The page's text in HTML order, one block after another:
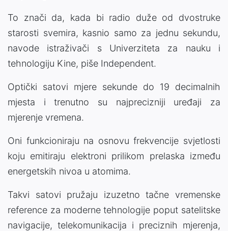
To znači da, kada bi radio duže od dvostruke
starosti svemira, kasnio samo za jednu sekundu,
navode istraživači s Univerziteta za nauku i
tehnologiju Kine, piše Independent.
Optički satovi mjere sekunde do 19 decimalnih
mjesta i trenutno su najprecizniji uređaji za
mjerenje vremena.
Oni funkcioniraju na osnovu frekvencije svjetlosti
koju emitiraju elektroni prilikom prelaska između
energetskih nivoa u atomima.
Takvi satovi pružaju izuzetno tačne vremenske
reference za moderne tehnologije poput satelitske
navigacije, telekomunikacija i preciznih mjerenja,